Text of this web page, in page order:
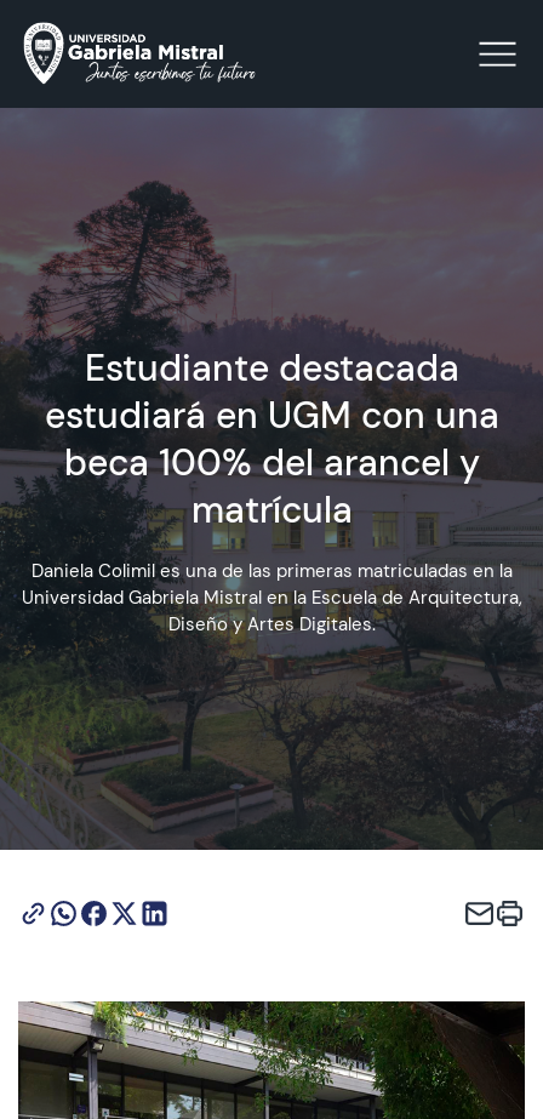
La Universidad
Facultades y Escuelas
Vinculación con el Medio
Investigación
Acreditación
Admisión
Dirección de Desarrollo Estudiantil
Becas y Beneficios
Estudiantes
Alumni
UGM Online
Language Center
Estudiante destacada
estudiará en UGM con una
beca 100% del arancel y
matrícula
Daniela Colimil es una de las primeras matriculadas en la
Universidad Gabriela Mistral en la Escuela de Arquitectura,
Diseño y Artes Digitales.